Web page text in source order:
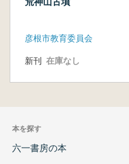
彦根市教育委員会
新刊 在庫なし
本を探す
六一書房の本